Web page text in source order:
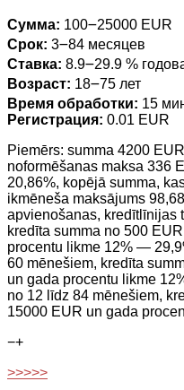
Сумма: 100౼25000 EUR
Срок: 3౼84 месяцев
Ставка: 8.9౼29.9 %
Возраст: 18౼75 лет
Время обработки: 15
Регистрация: 0.01 EUR
Piemērs: summa 4200
noformēšanas maksa 336
20,86%, kopējā summa,
ikmēneša maksājums
apvienošanas, kredītlīnijas
kredīta summa no 500
procentu likme 12% —
60 mēnešiem, kredīta
un gada procentu likme
no 12 līdz 84 mēnešiem,
15000 EUR un gada
−+
>>>>>